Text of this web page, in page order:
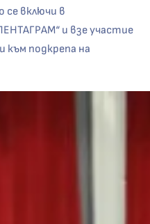
се включи в
и взе участие
към подкрепа на